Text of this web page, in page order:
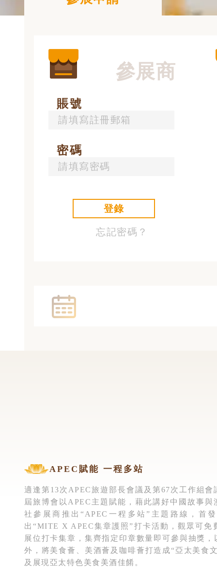
參展商
賬號
密碼
登錄
忘記密碼？
APEC賦能 一程多站
適逢第13次APEC旅遊部長會議及第67次工作組
屆旅博會以APEC主題賦能，藉此講好中國故事與
社參展商推出“APEC一程多站”主題路線，首
出“MITE X APEC集章護照”打卡活動，觀眾可免
展位打卡集章，集齊指定印章數量即可參與抽獎
外，將美食薈、美酒薈及咖啡薈打造成“亞太美食
及展現亞太特色美食美酒佳餚。